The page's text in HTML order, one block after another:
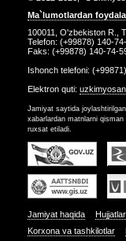
Ma`lumotlardan
100011, O'zbekiston R.,
Telefon: (+99878) 140-
Faks: (+99878) 140-74-
Ishonch telefoni:
Elektron quti:
Jamiyat saytida
xabarlardan matnlarni
ruxsat etiladi.
Jamiyat haqida Hujjatlar
Korxona va tashkilotlar